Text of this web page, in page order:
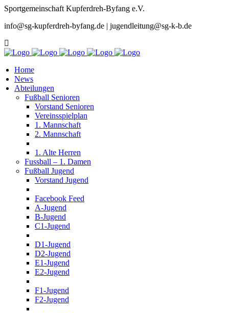
Sportgemeinschaft Kupferdreh-Byfang e.V.
info@sg-kupferdreh-byfang.de | jugendleitung@sg-k-b.de
Home
News
Abteilungen
Fußball Senioren
Vorstand Senioren
Vereinsspielplan
1. Mannschaft
2. Mannschaft
1. Alte Herren
Fussball – 1. Damen
Fußball Jugend
Vorstand Jugend
Facebook Feed
A-Jugend
B-Jugend
C1-Jugend
D1-Jugend
D2-Jugend
E1-Jugend
E2-Jugend
F1-Jugend
F2-Jugend